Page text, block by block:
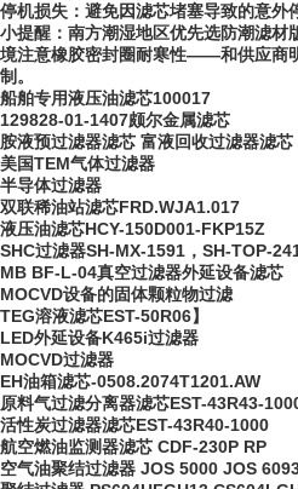
停机损失：避免因滤芯堵塞导致的意外
小提醒：南方潮湿地区优先选防潮滤材
境注意橡胶密封圈耐寒性——和供应商
制。
船舶专用液压油滤芯100017
129828-01-1407颇尔金属滤芯
胺液预过滤器滤芯 富液回收过滤器滤芯
美国TEM气体过滤器
半导体过滤器
双联稀油站滤芯FRD.WJA1.017
液压油滤芯HCY-150D001-FKP15Z
SHC过滤器SH-MX-1591，SH-TOP-
MB BF-L-04真空过滤器外延设备滤芯
MOCVD设备的固体颗粒物过滤
TEG溶液滤芯EST-50R06】
LED外延设备K465i过滤器
MOCVD过滤器
EH油箱滤芯-0508.2074T1201.AW
原料气过滤分离器滤芯EST-43R43-
活性炭过滤器滤芯EST-43R40-1000
航空燃油监测器滤芯 CDF-230P RP
空气油聚结过滤器 JOS 5000 JOS